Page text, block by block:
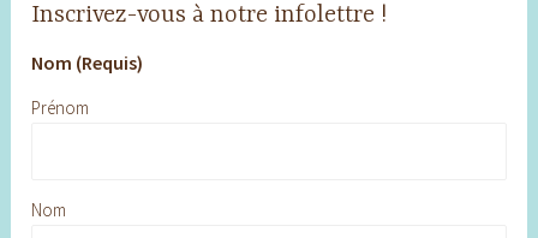
Inscrivez-vous à notre infolettre !
Nom (Requis)
Prénom
Nom